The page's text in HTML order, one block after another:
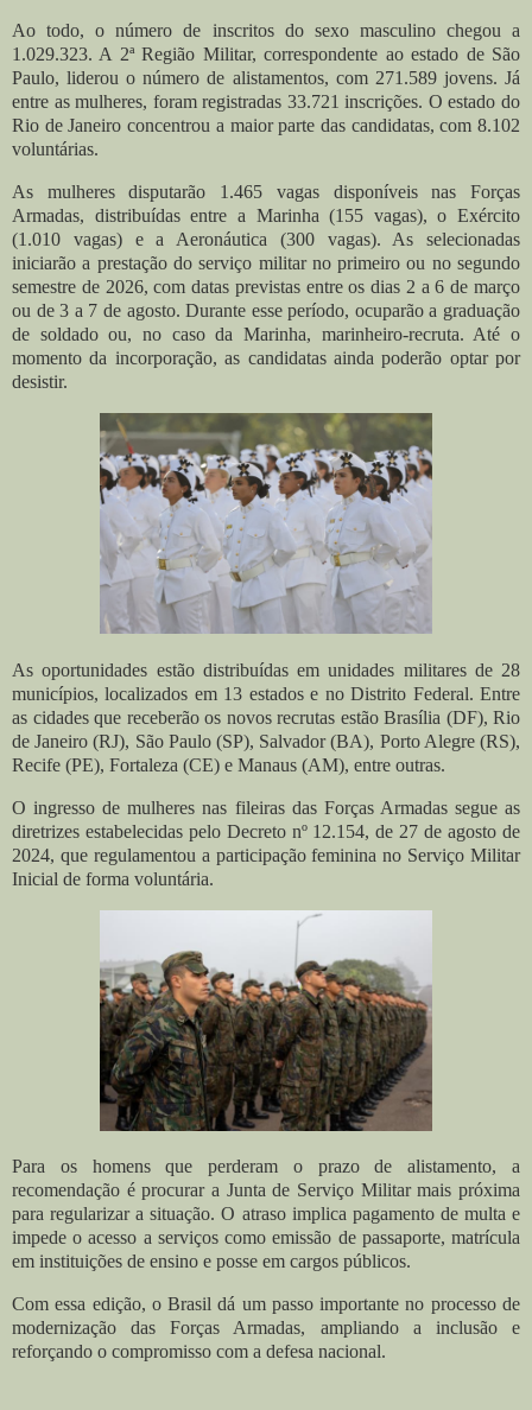
Ao todo, o número de inscritos do sexo masculino chegou a
1.029.323. A 2ª Região Militar, correspondente ao estado de São
Paulo, liderou o número de alistamentos, com 271.589 jovens. Já
entre as mulheres, foram registradas 33.721 inscrições. O estado do
Rio de Janeiro concentrou a maior parte das candidatas, com 8.102
voluntárias.
As mulheres disputarão 1.465 vagas disponíveis nas Forças
Armadas, distribuídas entre a Marinha (155 vagas), o Exército
(1.010 vagas) e a Aeronáutica (300 vagas). As selecionadas
iniciarão a prestação do serviço militar no primeiro ou no segundo
semestre de 2026, com datas previstas entre os dias 2 a 6 de março
ou de 3 a 7 de agosto. Durante esse período, ocuparão a graduação
de soldado ou, no caso da Marinha, marinheiro-recruta. Até o
momento da incorporação, as candidatas ainda poderão optar por
desistir.
As oportunidades estão distribuídas em unidades militares de 28
municípios, localizados em 13 estados e no Distrito Federal. Entre
as cidades que receberão os novos recrutas estão Brasília (DF), Rio
de Janeiro (RJ), São Paulo (SP), Salvador (BA), Porto Alegre (RS),
Recife (PE), Fortaleza (CE) e Manaus (AM), entre outras.
O ingresso de mulheres nas fileiras das Forças Armadas segue as
diretrizes estabelecidas pelo Decreto nº 12.154, de 27 de agosto de
2024, que regulamentou a participação feminina no Serviço Militar
Inicial de forma voluntária.
Para os homens que perderam o prazo de alistamento, a
recomendação é procurar a Junta de Serviço Militar mais próxima
para regularizar a situação. O atraso implica pagamento de multa e
impede o acesso a serviços como emissão de passaporte, matrícula
em instituições de ensino e posse em cargos públicos.
Com essa edição, o Brasil dá um passo importante no processo de
modernização das Forças Armadas, ampliando a inclusão e
reforçando o compromisso com a defesa nacional.